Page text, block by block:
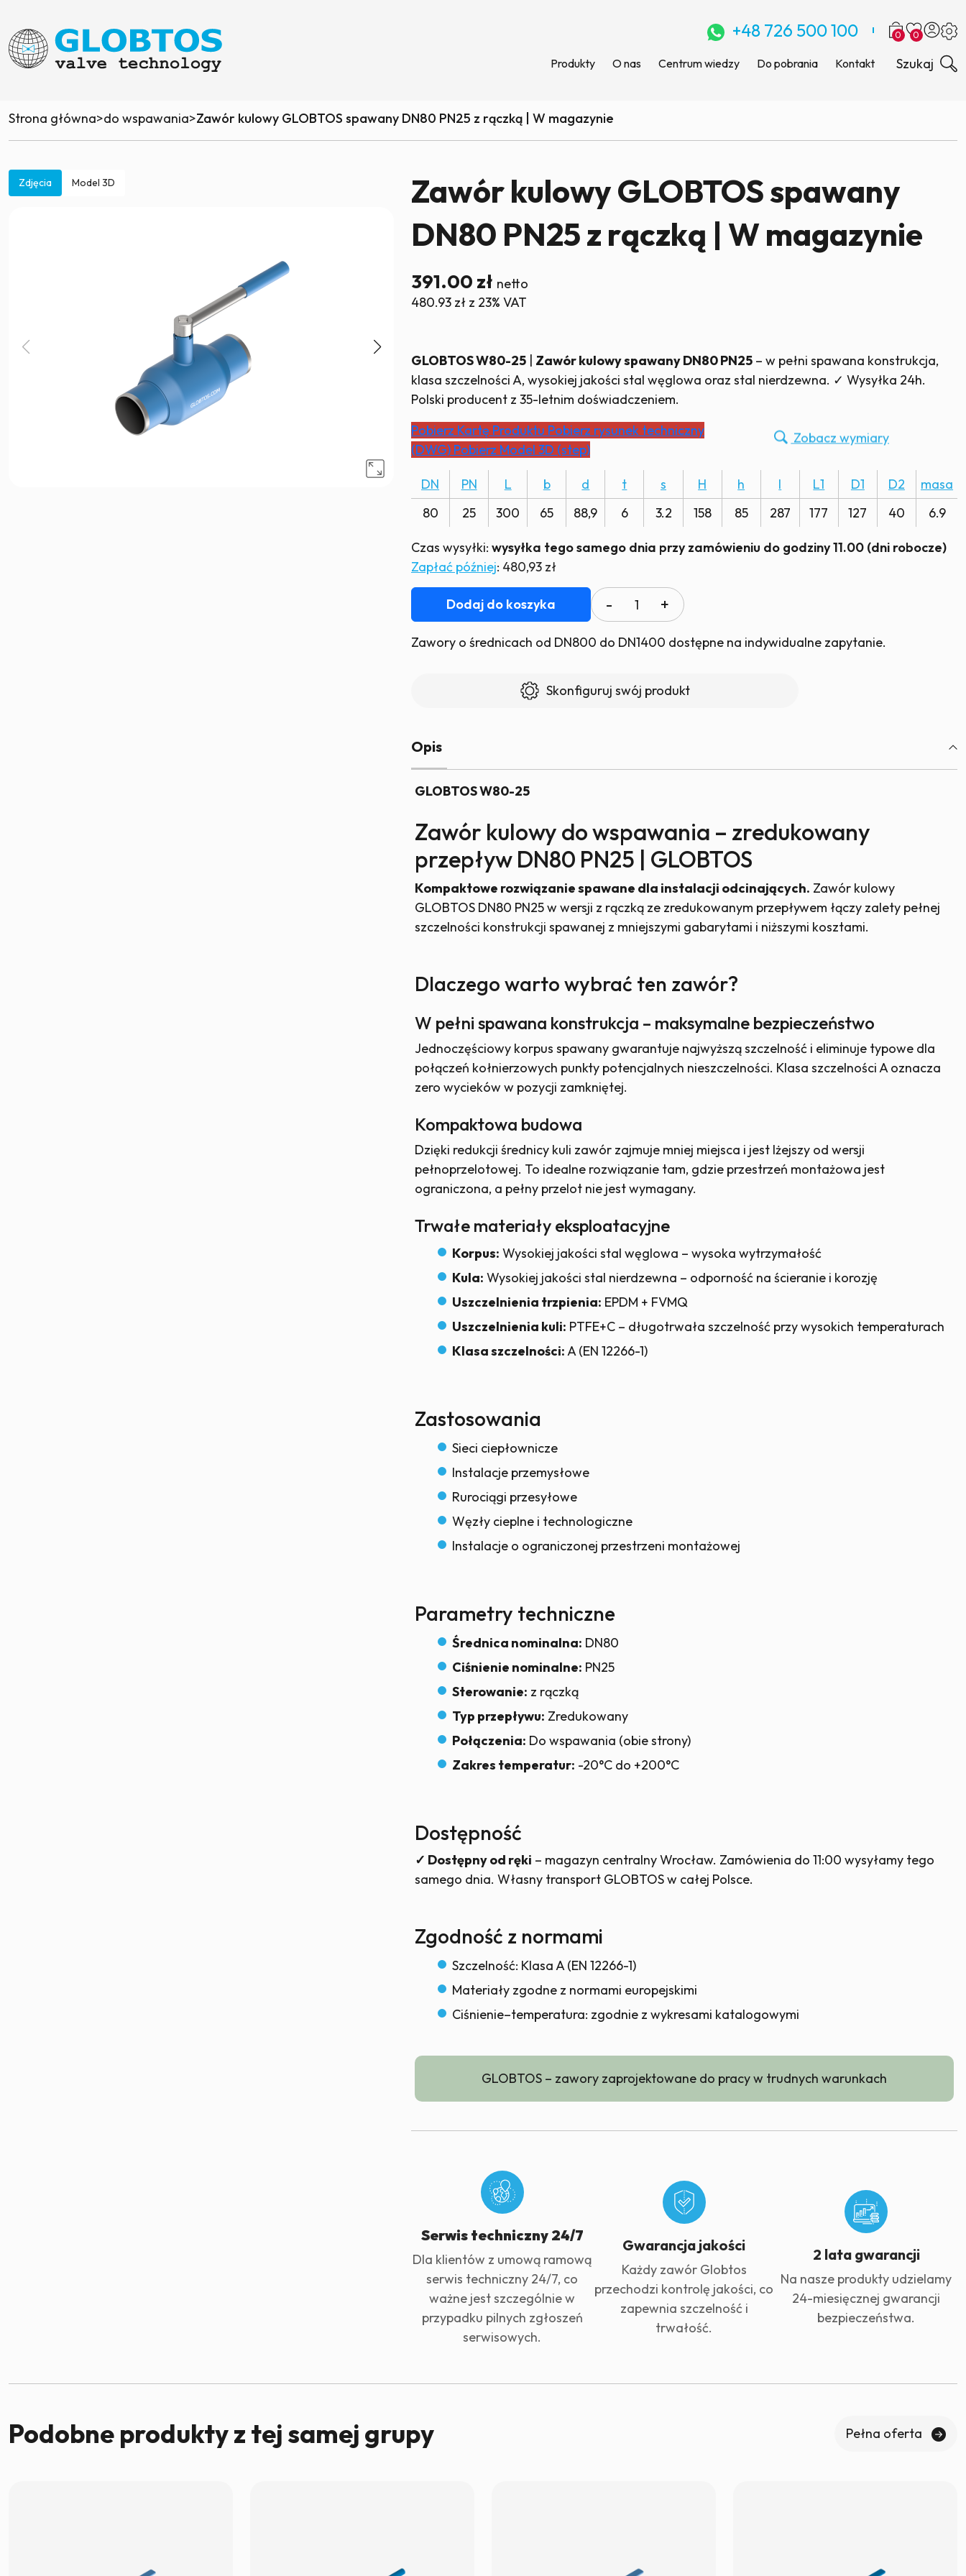
+48 726 500 100 0 0
Produkty O nas Centrum wiedzy Do pobrania Kontakt Szukaj
Strona główna>do wspawania>Zawór kulowy GLOBTOS spawany DN80 PN25 z rączką | W magazynie
Zdjęcia Model 3D
Zawór kulowy GLOBTOS spawany
DN80 PN25 z rączką | W magazynie
391.00 zł netto
480.93 zł z 23% VAT
GLOBTOS W80-25 Zawór kulowy spawany DN80 PN25 – w pełni spawana konstrukcja,
klasa szczelności A, wysokiej jakości stal węglowa oraz stal nierdzewna. ✓ Wysyłka 24h.
Polski producent z 35-letnim doświadczeniem.
Pobierz Kartę Produktu Pobierz rysunek techniczny
(DWG) Pobierz Model 3D (step)
Zobacz wymiary
DN
80
PN
25
L
300
b
65
d
88,9
t
6
s
3.2
H
158
h
85
l
287
L1
177
D1
127
D2
40
masa
6.9
Czas wysyłki: wysyłka tego samego dnia przy zamówieniu do godziny 11.00 (dni robocze)
Zapłać później: 480,93 zł
Dodaj do koszyka
ilość
kulowy
DN80
|
Skonfiguruj swój produkt
Opis
GLOBTOS W80-25
Zawór kulowy do wspawania – zredukowany
przepływ DN80 PN25 | GLOBTOS
Kompaktowe rozwiązanie spawane dla instalacji odcinających. Zawór kulowy
GLOBTOS DN80 PN25 w wersji z rączką ze zredukowanym przepływem łączy zalety pełnej
szczelności konstrukcji spawanej z mniejszymi gabarytami i niższymi kosztami.
Dlaczego warto wybrać ten zawór?
W pełni spawana konstrukcja – maksymalne bezpieczeństwo
Jednoczęściowy korpus spawany gwarantuje najwyższą szczelność i eliminuje typowe dla
połączeń kołnierzowych punkty potencjalnych nieszczelności. Klasa szczelności A oznacza
zero wycieków w pozycji zamkniętej.
Kompaktowa budowa
Dzięki redukcji średnicy kuli zawór zajmuje mniej miejsca i jest lżejszy od wersji
pełnoprzelotowej. To idealne rozwiązanie tam, gdzie przestrzeń montażowa jest
ograniczona, a pełny przelot nie jest wymagany.
Trwałe materiały eksploatacyjne
Korpus: Wysokiej jakości stal węglowa – wysoka wytrzymałość
Kula: Wysokiej jakości stal nierdzewna – odporność na ścieranie i korozję
Uszczelnienia trzpienia: EPDM + FVMQ
Uszczelnienia kuli: PTFE+C – długotrwała szczelność przy wysokich temperaturach
Klasa szczelności:A (EN 12266-1)
Zastosowania
Sieci ciepłownicze
Instalacje przemysłowe
Rurociągi przesyłowe
Węzły cieplne i technologiczne
Instalacje o ograniczonej przestrzeni montażowej
Parametry techniczne
Średnica nominalna: DN80
Ciśnienie nominalne: PN25
Sterowanie: z rączką
Typ przepływu: Zredukowany
Połączenia: Do wspawania (obie strony)
Zakres temperatur: -20°C do +200°C
Dostępność
✓ Dostępny od ręki – magazyn centralny Wrocław. Zamówienia do 11:00 wysyłamy tego
samego dnia. Własny transport GLOBTOS w całej Polsce.
Zgodność z normami
Szczelność: Klasa A (EN 12266-1)
Materiały zgodne z normami europejskimi
Ciśnienie–temperatura: zgodnie z wykresami katalogowymi
GLOBTOS – zawory zaprojektowane do pracy w trudnych warunkach
Serwis techniczny 24/7
Dla klientów z umową ramową
serwis techniczny 24/7, co
ważne jest szczególnie w
przypadku pilnych zgłoszeń
serwisowych.
Gwarancja jakości
Każdy zawór Globtos
przechodzi kontrolę jakości, co
zapewnia szczelność i
trwałość.
2 lata gwarancji
Na nasze produkty udzielamy
24-miesięcznej gwarancji
bezpieczeństwa.
Zawory o średnicach od DN800 do DN1400 dostępne na indywidualne zapytanie.
Podobne produkty z tej samej grupy Pełna oferta